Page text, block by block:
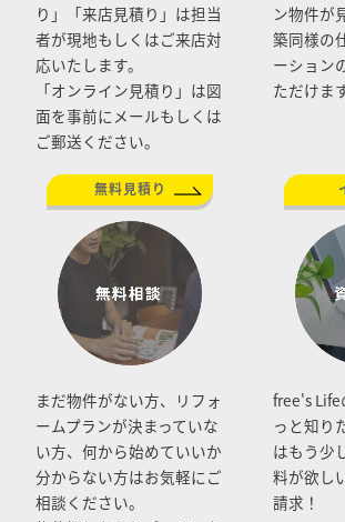
り」「来店見積り」は担当
者が現地もしくはご来店対
応いたします。
「オンライン見積り」は図
面を事前にメールもしくは
ご郵送ください。
無料見積り
ン物件が
築同様の
ーション
ただけま
まだ物件がない方、リフォ
ームプランが決まっていな
い方、何から始めていいか
分からない方はお気軽にご
相談ください。
free's Life
っと知り
はもう少
料が欲し
請求！